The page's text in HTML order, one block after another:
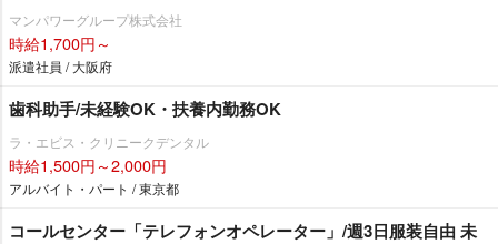
マンパワーグループ株式会社
時給1,700円～
派遣社員 / 大阪府
歯科助手/未経験OK・扶養内勤務OK
ラ・エビス・クリニークデンタル
時給1,500円～2,000円
アルバイト・パート / 東京都
コールセンター「テレフォンオペレーター」/週3日服装自由 未